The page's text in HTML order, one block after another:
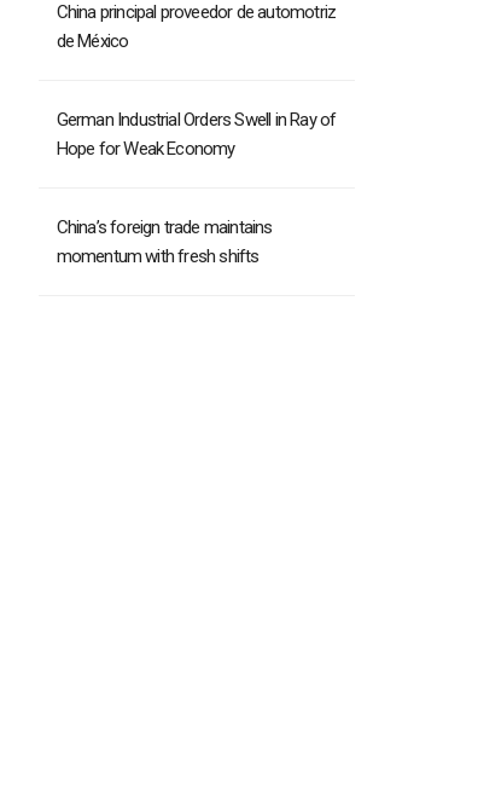
China principal proveedor de automotriz
de México
German Industrial Orders Swell in Ray of
Hope for Weak Economy
China’s foreign trade maintains
momentum with fresh shifts